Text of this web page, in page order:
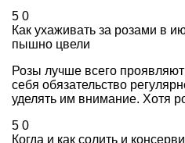
5 0
Как ухаживать за розами в
пышно цвели
Розы лучше всего
себя обязательство
уделять им внимание. Хотя
5 0
Когда и как солить и